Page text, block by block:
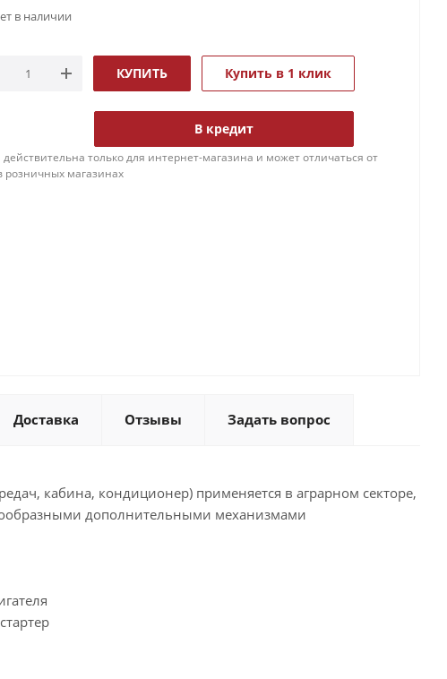
в наличии
КУПИТЬ Купить в 1 клик
В кредит
только для интернет-магазина и может отличаться от
розничных магазинах
Доставка Отзывы Задать вопрос
кабина, кондиционер) применяется в аграрном секторе,
дополнительными механизмами